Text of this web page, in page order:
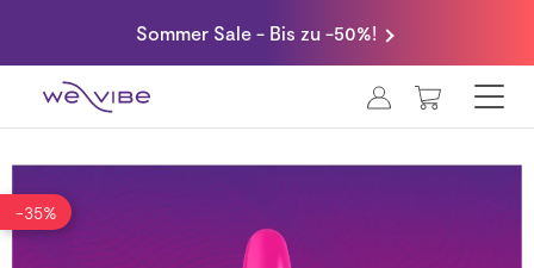
Sommer Sale - Bis zu -50%!
MEIN
-35%